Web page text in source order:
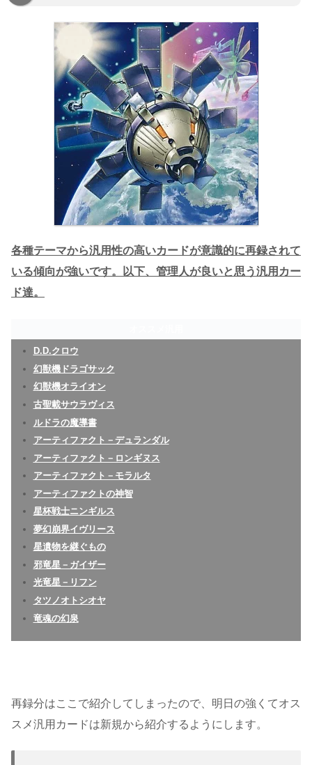
各種テーマから汎用性の高いカードが意識的に再録されて
いる傾向が強いです。以下、管理人が良いと思う汎用カー
ド達。
D.D.クロウ
幻獣機ドラゴサック
幻獣機オライオン
古聖載サウラヴィス
ルドラの魔導書
アーティファクト－デュランダル
アーティファクト－ロンギヌス
アーティファクト－モラルタ
アーティファクトの神智
星杯戦士ニンギルス
夢幻崩界イヴリース
星遺物を継ぐもの
邪竜星－ガイザー
光竜星－リフン
タツノオトシオヤ
竜魂の幻泉
再録分はここで紹介してしまったので、明日の強くてオス
スメ汎用カードは新規から紹介するようにします。